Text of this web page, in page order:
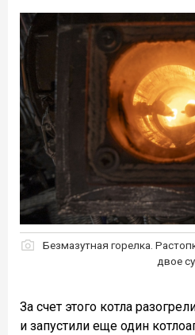
Безмазутная горелка.
двое
За счет этого котла
и запустили еще один